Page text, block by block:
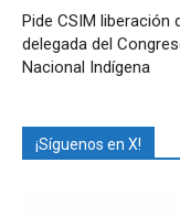
Pide CSIM liberación
delegada del
Nacional Indígena
¡Síguenos en X!